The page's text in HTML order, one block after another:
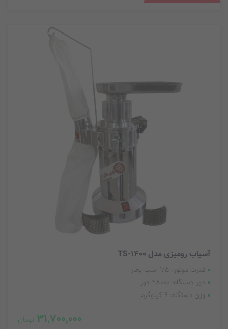
آسیاب رومیزی مدل TS-1400
قدرت موتور: 1/5 اسب بخار
دور دستگاه: 28000 دور
وزن دستگاه: 9 کیلوگرم
31,700,000 تومان